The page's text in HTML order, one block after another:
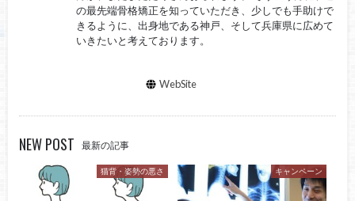
の最先端骨格矯正を知っていただき、少しでも手助けで
きるように、出身地である神戸、そして兵庫県に広めて
いきたいと考えております。
WebSite
NEW POST 最新の記事
猫背・姿勢の悪さ キャンペーン